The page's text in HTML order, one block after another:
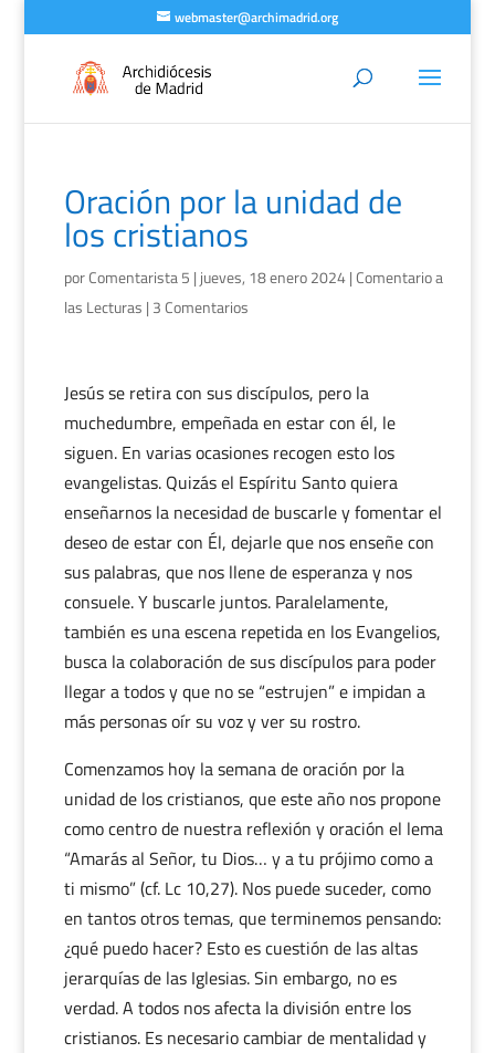
webmaster@archimadrid.org
Oración por la unidad de
los cristianos
porComentarista 5 | jueves, 18 enero 2024|Comentario a
las Lecturas | 3 Comentarios
Jesús se retira con sus discípulos, pero la
muchedumbre, empeñada en estar con él, le
siguen. En varias ocasiones recogen esto los
evangelistas. Quizás el Espíritu Santo quiera
enseñarnos la necesidad de buscarle y fomentar el
deseo de estar con Él, dejarle que nos enseñe con
sus palabras, que nos llene de esperanza y nos
consuele. Y buscarle juntos. Paralelamente,
también es una escena repetida en los Evangelios,
busca la colaboración de sus discípulos para poder
llegar a todos y que no se “estrujen” e impidan a
más personas oír su voz y ver su rostro.
Comenzamos hoy la semana de oración por la
unidad de los cristianos, que este año nos propone
como centro de nuestra reflexión y oración el lema
“Amarás al Señor, tu Dios… y a tu prójimo como a
ti mismo” (cf. Lc 10,27). Nos puede suceder, como
en tantos otros temas, que terminemos pensando:
¿qué puedo hacer? Esto es cuestión de las altas
jerarquías de las Iglesias. Sin embargo, no es
verdad. A todos nos afecta la división entre los
cristianos. Es necesario cambiar de mentalidad y